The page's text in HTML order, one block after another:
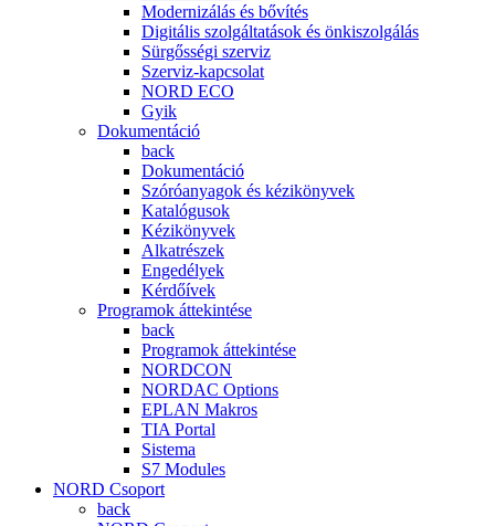
Modernizálás és bővítés
Digitális szolgáltatások és önkiszolgálás
Sürgősségi szerviz
Szerviz-kapcsolat
NORD ECO
Gyik
Dokumentáció
back
Dokumentáció
Szóróanyagok és kézikönyvek
Katalógusok
Kézikönyvek
Alkatrészek
Engedélyek
Kérdőívek
Programok áttekintése
back
Programok áttekintése
NORDCON
NORDAC Options
EPLAN Makros
TIA Portal
Sistema
S7 Modules
NORD Csoport
back